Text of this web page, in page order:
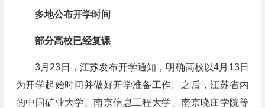
多地公布开学时间
部分高校已经复课
3月23日，江苏发布开学通知，明确高校以4月13日
为开学起始时间并做好开学准备工作。之后，江苏省内
的中国矿业大学、南京信息工程大学、南京晓庄学院等